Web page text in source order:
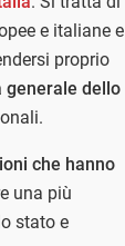
e italiane e
proprio
generale dello
che hanno
una più
stato e